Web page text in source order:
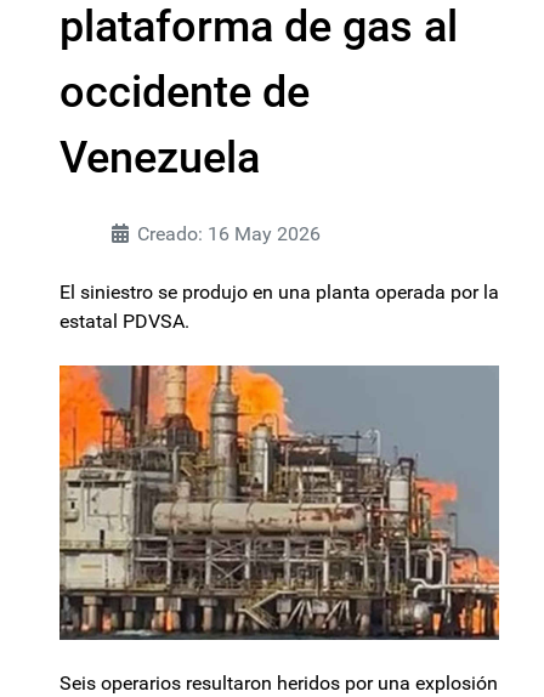
plataforma de gas al
occidente de
Venezuela
Creado: 16 May 2026
El siniestro se produjo en una planta operada por la
estatal PDVSA.
Seis operarios resultaron heridos por una explosión